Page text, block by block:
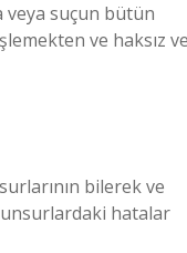
veya suçun bütün
ve haksız
bilerek ve
hatalar